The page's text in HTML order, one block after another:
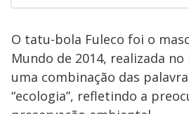
O tatu-bola Fuleco foi o
Mundo de 2014, realizada no
uma combinação das
“ecologia”, refletindo a